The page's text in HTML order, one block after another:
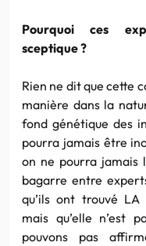
Pourquoi ces
sceptique ?
Rien ne dit que cette
manière dans la
fond génétique des
pourra jamais être
on ne pourra jamais
bagarre entre
qu’ils ont trouvé LA
mais qu’elle n’est
pouvons pas